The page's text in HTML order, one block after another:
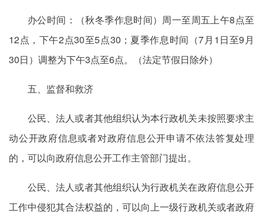
办公时间：（秋冬季作息时间）周一至周五上午8点至
12点，下午2点30至5点30；夏季作息时间（7月1日至9月
30日）调整为下午3点至6点。（法定节假日除外）
五、监督和救济
公民、法人或者其他组织认为本行政机关未按照要求主
动公开政府信息或者对政府信息公开申请不依法答复处理
的，可以向政府信息公开工作主管部门提出。
公民、法人或者其他组织认为行政机关在政府信息公开
工作中侵犯其合法权益的，可以向上一级行政机关或者政府